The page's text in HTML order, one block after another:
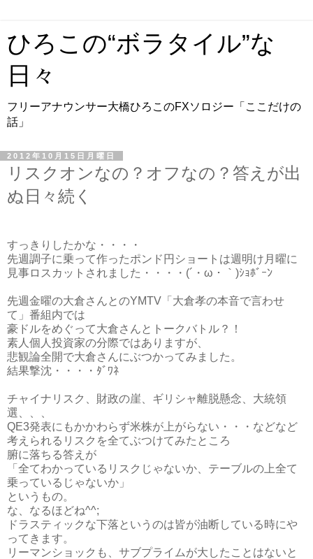
ひろこの“ボラタイル”な
日々
フリーアナウンサー大橋ひろこのFXソロジー「ここだけの
話」
2012年10月15日月曜日
リスクオンなの？オフなの？答えが出
ぬ日々続く
すっきりしたかな・・・・
先週調子に乗って作ったポンド円ショートは週明け月曜に
見事ロスカットされました・・・・(´・ω・｀)ｼｮﾎﾞｰﾝ
先週金曜の大倉さんとのYMTV「大倉孝の本音で言わせ
て」番組内では
豪ドルをめぐって大倉さんとトークバトル？！
素人個人投資家の分際ではありますが、
悲観論全開で大倉さんにぶつかってみました。
結果撃沈・・・・ﾀﾞﾜﾈ
チャイナリスク、財政の崖、ギリシャ離脱懸念、大統領
選、、、
QE3発表にもかかわらず米株が上がらない・・・などなど
考えられるリスクを全てぶつけてみたところ
腑に落ちる答えが
「全てわかっているリスクじゃないか、テーブルの上全て
乗っているじゃないか」
というもの。
な、なるほどね^^;
ドラスティックな下落というのは皆が油断している時にや
ってきます。
リーマンショックも、サブプライムが大したことはないと